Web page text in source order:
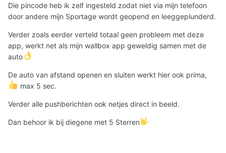
bij koppelen agenda met de iCloud zegt hij doodleuk dat
de inlog gegevens niet juist zijn. Terwijl die uit copy paste
buffer komen en je met exact dezelfde info wel kan
inloggen op de Apple site.
Dus ja het is echt een hele slechte app dan wel heel
onbetrouwbaar en langzaam server park erachter. In
ver onder de
Die pincode heb ik zelf ingesteld zodat niet via mijn telefoon
door andere mijn Sportage wordt geopend en leeggeplunderd.
Verder zoals eerder verteld totaal geen probleem met deze
app, werkt net als mijn wallbox app geweldig samen met de
auto
De auto van afstand openen en sluiten werkt hier ook prima,
max 5 sec.
Verder alle pushberichten ook netjes direct in beeld.
Dan behoor ik bij diegene met 5 Sterren